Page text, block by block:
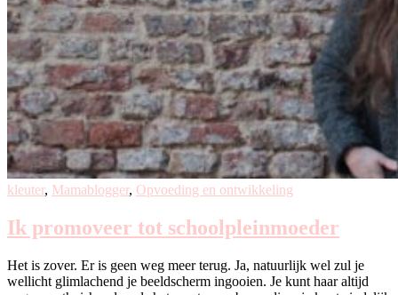
kleuter, Mamablogger, Opvoeding en ontwikkeling
Ik promoveer tot schoolpleinmoeder
Het is zover. Er is geen weg meer terug. Ja, natuurlijk wel zul je
wellicht glimlachend je beeldscherm ingooien. Je kunt haar altijd